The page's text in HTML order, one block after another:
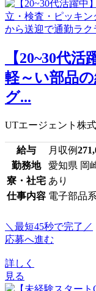
【20~30代
軽～い部品
グ...
UTエージェント株
給与 月収例
勤務地
愛知県 岡
寮・社宅 あり
仕事内容 電子部品
＼最短45秒で完了／
応募へ進む
詳しく
見る